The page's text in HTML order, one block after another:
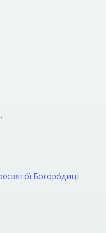
Богоро́диці